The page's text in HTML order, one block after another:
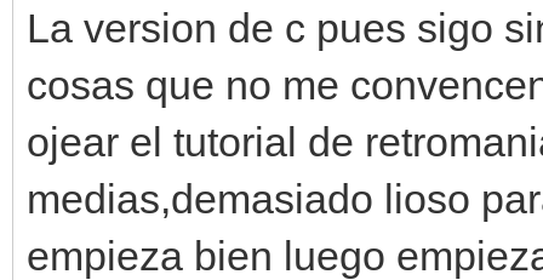
La version de c pues sigo
cosas que no me
ojear el tutorial de
medias,demasiado lioso
empieza bien luego